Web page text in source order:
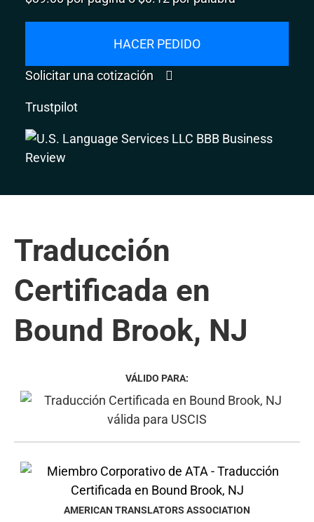
HACER PEDIDO
Solicitar una cotización
Trustpilot
Traducción
Certificada en
Bound Brook, NJ
VÁLIDO PARA:
AMERICAN TRANSLATORS ASSOCIATION